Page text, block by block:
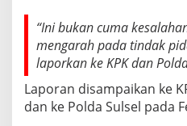
“Ini bukan cuma
mengarah pada tindak
laporkan ke KPK dan
Laporan disampaikan ke
dan ke Polda Sulsel pada